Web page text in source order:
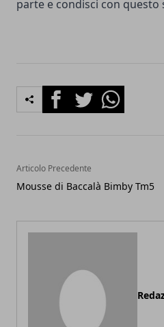
parte e condisci con
FacebookTwitterWhatsapp
Articolo Precedente
Mousse di Baccalà Bimby Tm5